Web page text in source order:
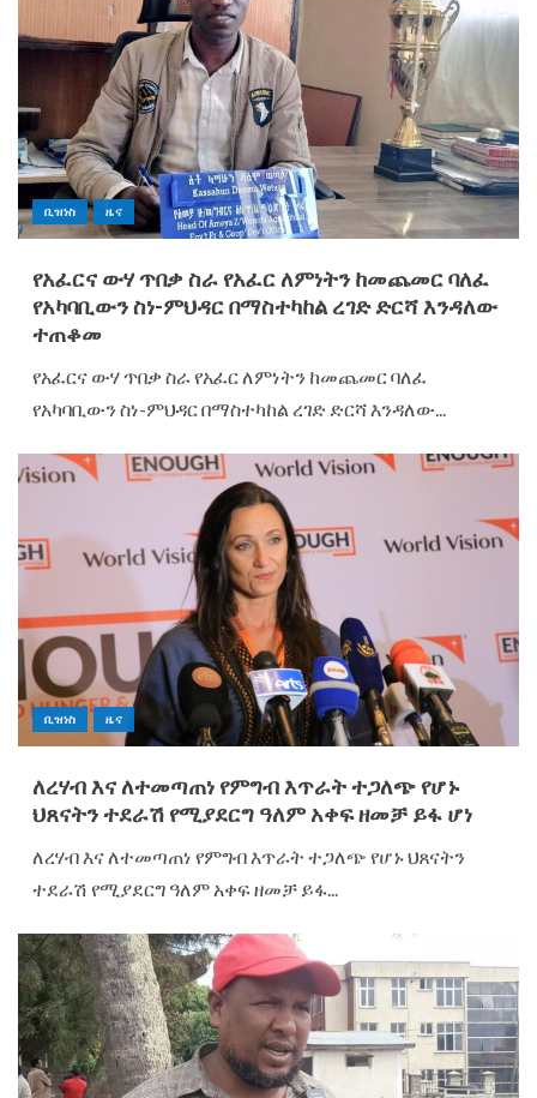
ቢዝነስ ዜና
የአፈርና ውሃ ጥበቃ ስራ የአፈር ለምነትን ከመጨመር ባለፈ
የአካባቢውን ስነ-ምህዳር በማስተካከል ረገድ ድርሻ እንዳለው
ተጠቆመ
የአፈርና ውሃ ጥበቃ ስራ የአፈር ለምነትን ከመጨመር ባለፈ
የአካባቢውን ስነ-ምህዳር በማስተካከል ረገድ ድርሻ እንዳለው...
ቢዝነስ ዜና
ለረሃብ እና ለተመጣጠነ የምግብ እጥራት ተጋለጭ የሆኑ
ህጸናትን ተደራሽ የሚያደርግ ዓለም አቀፍ ዘመቻ ይፋ ሆነ
ለረሃብ እና ለተመጣጠነ የምግብ እጥራት ተጋለጭ የሆኑ ህጸናትን
ተደራሽ የሚያደርግ ዓለም አቀፍ ዘመቻ ይፋ...